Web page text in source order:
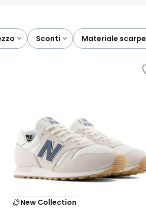
sconti materiale scarpe
New Collection